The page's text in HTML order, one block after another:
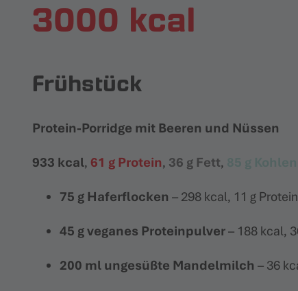
3000 kcal
Frühstück
Protein-Porridge mit Beeren und Nüssen
933 kcal, 61 g Protein, 36 g Fett, 85 g
75 g Haferflocken – 298 kcal, 11 g
45 g veganes Proteinpulver– 188 kcal,
200 ml ungesüßte Mandelmilch – 36